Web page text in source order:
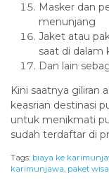
Masker dan
menunjang
Jaket atau
saat di dalam
Dan lain
Kini saatnya giliran
keasrian destinasi
untuk menikmati
sudah terdaftar di
Tags: biaya ke
karimunjawa, paket